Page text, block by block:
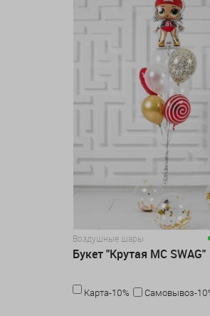
Воздушные шары
Букет "Крутая MC SWAG"
Карта-10%
Самовывоз-